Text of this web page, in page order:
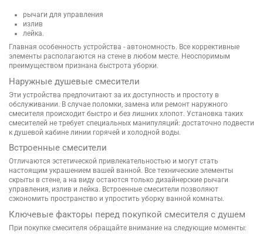
рычаги для управления
излив
лейка.
Главная особенность устройства - автономность. Все коррективные
элементы располагаются на стене в любом месте. Неоспоримым
преимуществом признана быстрота уборки.
Наружные душевые смесители
Эти устройства предпочитают за их доступность и простоту в
обслуживании. В случае поломки, замена или ремонт наружного
смесителя происходит быстро и без лишних хлопот. Установка таких
смесителей не требует специальных манипуляций: достаточно подвести
к душевой кабине линии горячей и холодной воды.
Встроенные смесители
Отличаются эстетической привлекательностью и могут стать
настоящим украшением вашей ванной. Все технические элементы
скрыты в стене, а на виду остаются только дизайнерские рычаги
управления, излив и лейка. Встроенные смесители позволяют
сэкономить пространство и упростить уборку ванной комнаты.
Ключевые факторы перед покупкой смесителя с душем
При покупке смесителя обращайте внимание на следующие моменты: